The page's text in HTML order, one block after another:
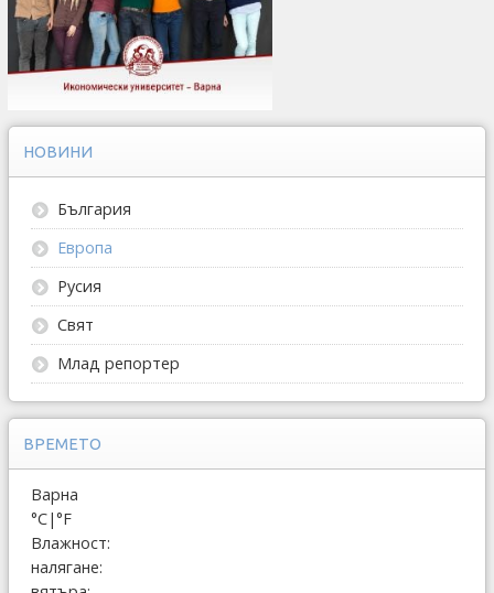
НОВИНИ
България
Европа
Русия
Свят
Млад репортер
ВРЕМЕТО
Варна
°C|°F
Влажност:
налягане: